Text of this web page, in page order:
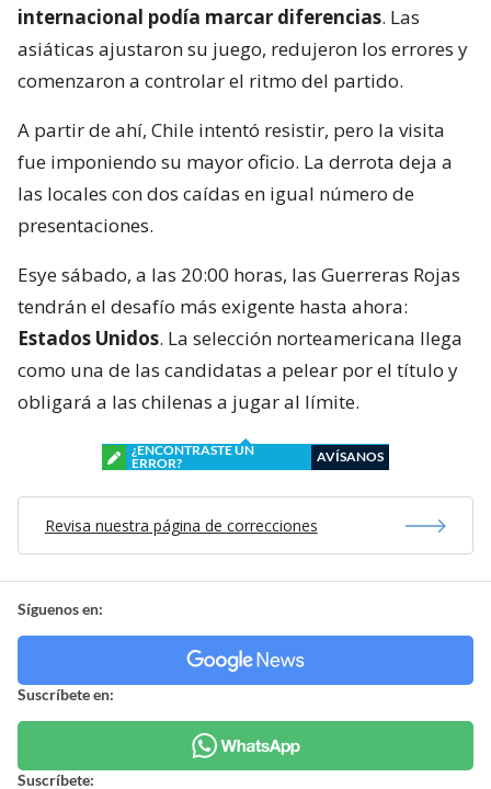
internacional podía marcar diferencias. Las
asiáticas ajustaron su juego, redujeron los errores y
comenzaron a controlar el ritmo del partido.
A partir de ahí, Chile intentó resistir, pero la visita
fue imponiendo su mayor oficio. La derrota deja a
las locales con dos caídas en igual número de
presentaciones.
Esye sábado, a las 20:00 horas, las Guerreras Rojas
tendrán el desafío más exigente hasta ahora:
Estados Unidos. La selección norteamericana llega
como una de las candidatas a pelear por el título y
obligará a las chilenas a jugar al límite.
¿ENCONTRASTE UN
ERROR?
AVÍSANOS
Revisa nuestra página de correcciones
Síguenos en:
Suscríbete en:
Suscríbete: